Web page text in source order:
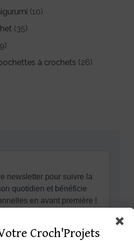
(10)
(35)
à crochets (26)
Croch'Projets